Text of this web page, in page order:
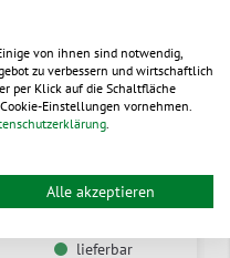
Bio-Tischset Dunicel®
0,1864 € / St.
lieferbar
von ihnen sind notwendig,
zu verbessern und wirtschaftlich
per Klick auf die Schaltfläche
Einstellungen vornehmen.
Alle akzeptieren